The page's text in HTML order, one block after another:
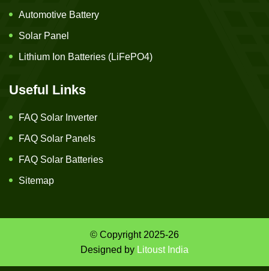
Automotive Battery
Solar Panel
Lithium Ion Batteries (LiFePO4)
Useful Links
FAQ Solar Inverter
FAQ Solar Panels
FAQ Solar Batteries
Sitemap
© Copyright 2025-26
Designed by Litoust India